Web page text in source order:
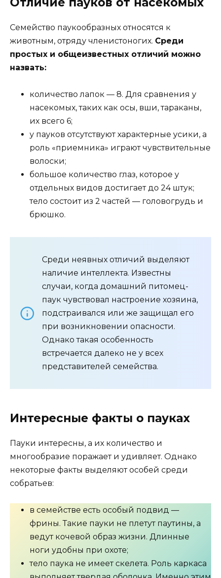
Семейство паукообразных относятся к
животным, отряду членистоногих. Среди
простых и общеизвестных отличий можно
назвать:
количество лапок — 8. Для сравнения у
насекомых, таких как осы, вши, тараканы,
их всего 6;
у пауков отсутствуют характерные усики, а
роль «приемника» играют чувствительные
волоски;
большое количество глаз, которое у
отдельных видов достигает до 24 штук;
тело состоит из 2 частей — головогрудь и
брюшко.
Среди неявных отличий выделяют
наличие интеллекта. Известны
случаи, когда домашний питомец-
паук чувствовал настроение хозяина,
подстраивался или же защищал его
при возникновении опасности.
Однако такая особенность
встречается далеко не у всех
представителей семейства.
Интересные факты о пауках
Пауки интересны, а их количество и
многообразие поражает и удивляет. Однако
некоторые факты выделяют особей среди
собратьев:
в семействе есть особый подвид —
фрины. Такие пауки не плетут паутины, а
ведут кочевой образ жизни. Длинные
ноги удобны при охоте;
тело паука не имеет скелета. Роль каркаса